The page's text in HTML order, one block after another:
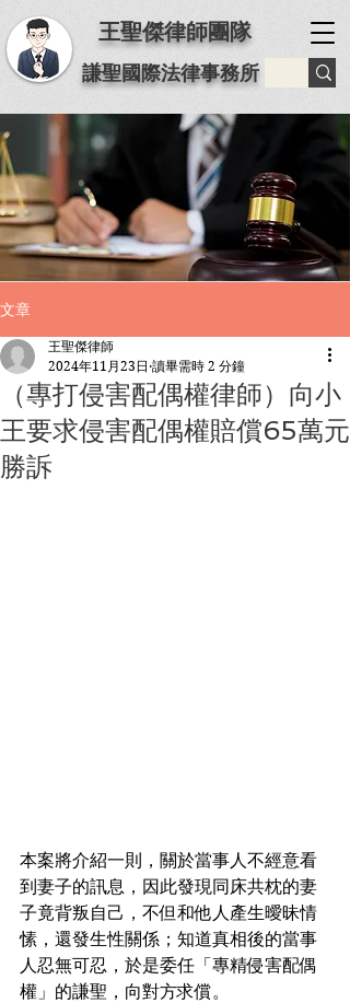
王聖傑律師團隊
謙聖國際法律事務所
文章
（專打侵害配偶權律師）向小
王要求侵害配偶權賠償65萬元
勝訴
王聖傑律師
2024年11月23日 讀畢需時 2 分鐘
本案將介紹一則，關於當事人不經意看
到妻子的訊息，因此發現同床共枕的妻
子竟背叛自己，不但和他人產生曖昧情
愫，還發生性關係；知道真相後的當事
人忍無可忍，於是委任「專精侵害配偶
權」的謙聖，向對方求償。